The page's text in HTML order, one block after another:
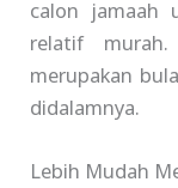
calon jamaah
relatif murah.
merupakan
didalamnya.
Lebih Mudah